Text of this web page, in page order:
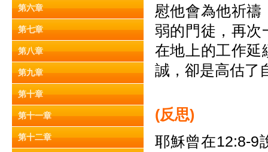
第六章
第七章
第八章
第九章
第十章
第十一章
第十二章
慰他會為他祈禱
弱的門徒，再次
在地上的工作延
誠，卻是高估了
(反思)
耶穌曾在12:8-9